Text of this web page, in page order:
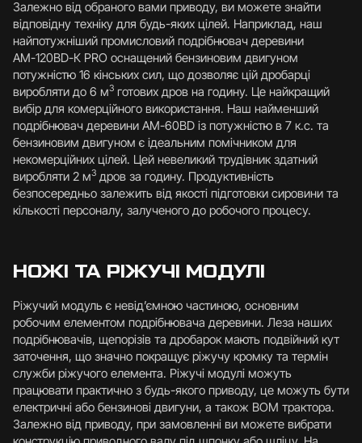
Залежно від обраного вами приводу, ви можете знайти
відповідну техніку для будь-яких цілей. Наприклад, наш
найпотужніший промисловий подрібнювач деревини
АМ-120BD-К PRO оснащений бензиновим двигуном
потужністю 16 кінських сил, що дозволяє цій дробарці
виробляти до 6 м3 готових дров на годину. Це найкращий
вибір для комерційного використання. Наш найменший
подрібнювач деревини АМ-60BD із потужністю в 7 к.с. та
бензиновим двигуном є ідеальним помічником для
некомерційних цілей. Цей невеликий трудівник здатний
виробляти 2 м3 дров за годину. Продуктивність
безпосередньо залежить від якості підготовки сировини та
кількості персоналу, залученого до робочого процесу.
НОЖІ ТА РІЖУЧІ МОДУЛІ
Ріжучий модуль є невід’ємною частиною, основним
робочим елементом подрібнювача деревини. Леза наших
подрібнювачів, щепорізів та дробарок мають подвійний кут
заточення, що значно покращує ріжучу кромку та термін
служби ріжучого елемента. Ріжучі модулі можуть
працювати практично з будь-якого приводу, це можуть бути
електричні або бензинові двигуни, а також ВОМ трактора.
Залежно від приводу, при замовленні ви можете вибрати